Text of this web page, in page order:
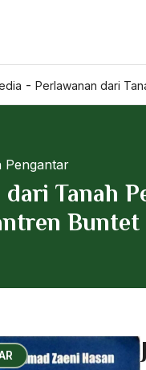
- Perlawanan dari
Pengantar
Tanah